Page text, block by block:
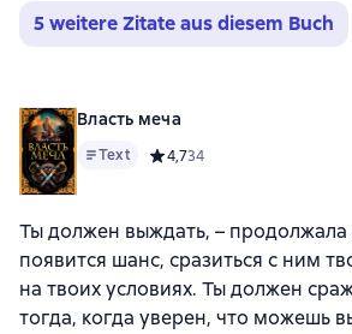
5 weitere Zitate aus diesem Buch
Власть меча
Text Средний рейтинг 4,7 на
4,734
Ты должен выждать, – продолжала
появится шанс, сразиться с ним
на твоих условиях. Ты должен
тогда, когда уверен, что можешь